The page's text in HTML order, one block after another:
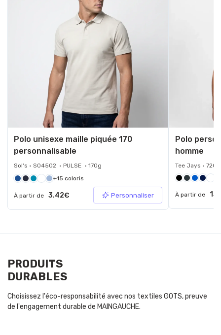
Polo unisexe maille piquée 170
personnalisable
Sol's • S04502 • PULSE • 170g
+15 coloris
À partir de 3.42€ Personnaliser
Polo
homme
Tee Jays •
À partir de
PRODUITS
DURABLES
Choisissez l'éco-responsabilité avec nos textiles GOTS, preuve
de l'engagement durable de MAINGAUCHE.